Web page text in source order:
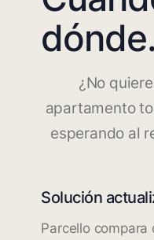
dónde.
¿No
apartamento
esperando al
Solución
Parcello